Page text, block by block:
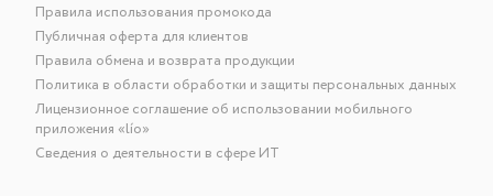
Правила использования промокода
Публичная оферта для клиентов
Правила обмена и возврата продукции
Политика в области обработки и защиты персональных данных
Лицензионное соглашение об использовании мобильного
приложения «lío»
Сведения о деятельности в сфере ИТ